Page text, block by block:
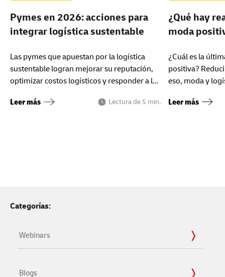
Pymes en 2026: acciones para
integrar logística sustentable
Las pymes que apuestan por la logística
sustentable logran mejorar su reputación,
optimizar costos logísticos y responder a la
Leer más
Lectura de 5 min.
¿Qué hay
moda
¿Cuál es la
positiva?
eso, moda y
Leer más
Categorías:
Webinars
Blogs